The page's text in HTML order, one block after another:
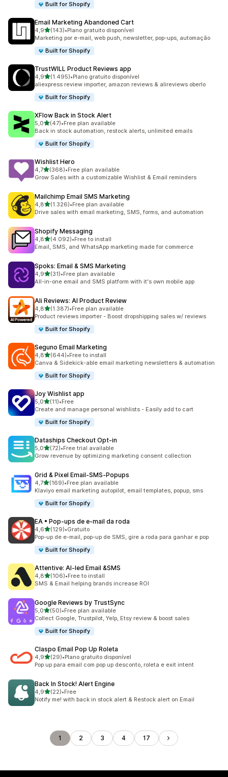
Built for Shopify
Email Marketing Abandoned Cart
4,9de 5 estrelas
(143)
143 total de avaliações
•Plano gratuito disponível
Marketing por e-mail, web push, newsletter, pop-ups, automação
Built for Shopify
TrustWILL Product Reviews app
4,9de 5 estrelas
(1.495)
1495 total de avaliações
•Plano gratuito disponível
aliexpress review importer, amazon reviews & alireviews oberlo
Built for Shopify
XFlow Back in Stock Alert
5,0de 5 estrelas
(47)
47 total de avaliações
•Free plan available
Back in stock automation, restock alerts, unlimited emails
Built for Shopify
Wishlist Hero
4,7de 5 estrelas
(368)
368 total de avaliações
•Free plan available
Grow Sales with a customizable Wishlist & Email reminders
Mailchimp Email SMS Marketing
4,8de 5 estrelas
(1.326)
1326 total de avaliações
•Free plan available
Drive sales with email marketing, SMS, forms, and automation
Shopify Messaging
4,8de 5 estrelas
(4.092)
4092 total de avaliações
•Free to install
Email, SMS, and WhatsApp marketing made for commerce
Spoks: Email & SMS Marketing
4,9de 5 estrelas
(31)
31 total de avaliações
•Free plan available
All-in-one email and SMS platform with it's own mobile app
Ali Reviews: AI Product Review
4,8de 5 estrelas
(1.387)
1387 total de avaliações
•Free plan available
Product reviews importer - Boost dropshipping sales w/ reviews
Built for Shopify
Seguno Email Marketing
4,8de 5 estrelas
(644)
644 total de avaliações
•Free to install
Canva & Sidekick-able email marketing newsletters & automation
Built for Shopify
Joy Wishlist app
5,0de 5 estrelas
(11)
11 total de avaliações
•Free
Create and manage personal wishlists - Easily add to cart
Built for Shopify
Dataships Checkout Opt‑in
5,0de 5 estrelas
(72)
72 total de avaliações
•Free trial available
Grow revenue by optimizing marketing consent collection
Grid & Pixel Email‑SMS‑Popups
4,7de 5 estrelas
(169)
169 total de avaliações
•Free plan available
Klaviyo email marketing autopilot, email templates, popup, sms
Built for Shopify
EA • Pop‑ups de e‑mail da roda
4,6de 5 estrelas
(129)
129 total de avaliações
•Gratuito
Pop-up de e-mail, pop-up de SMS, gire a roda para ganhar e pop
Built for Shopify
Attentive: AI‑led Email &SMS
4,8de 5 estrelas
(106)
106 total de avaliações
•Free to install
SMS & Email helping brands increase ROI
Google Reviews by TrustSync
5,0de 5 estrelas
(50)
50 total de avaliações
•Free plan available
Collect Google, Trustpilot, Yelp, Etsy review & boost sales
Built for Shopify
Claspo Email Pop Up Roleta
4,9de 5 estrelas
(29)
29 total de avaliações
•Plano gratuito disponível
Pop up para email com pop up desconto, roleta e exit intent
Back In Stock! Alert Engine
4,9de 5 estrelas
(22)
22 total de avaliações
•Free
Notify me! with back in stock alert & Restock alert on Email
1 2 3 4 17